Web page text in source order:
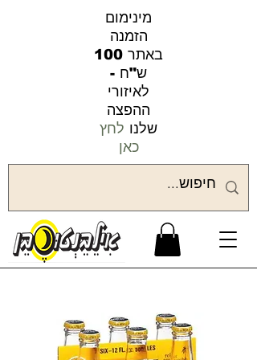
מינימום
הזמנה
באתר 100
ש"ח -
לאיזורי
ההפצה
שלנו לחץ
כאן